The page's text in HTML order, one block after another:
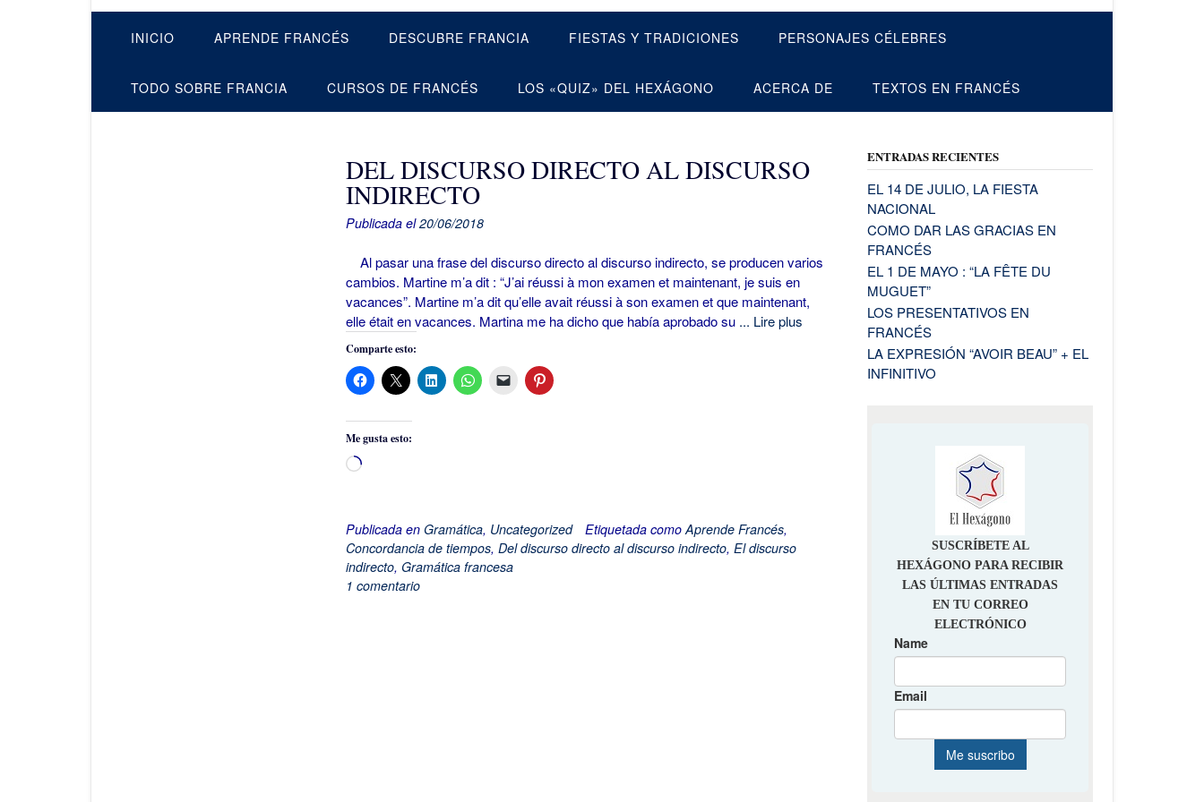
INICIO APRENDE FRANCÉS DESCUBRE FRANCIA FIESTAS Y TRADICIONES PERSONAJES CÉLEBRES
TODO SOBRE FRANCIA CURSOS DE FRANCÉS LOS «QUIZ» DEL HEXÁGONO ACERCA DE TEXTOS EN FRANCÉS
DEL DISCURSO DIRECTO AL DISCURSO
INDIRECTO
Publicada el20/06/2018
Al pasar una frase del discurso directo al discurso indirecto, se producen varios
cambios. Martine m’a dit : “J’ai réussi à mon examen et maintenant, je suis en
vacances”. Martine m’a dit qu’elle avait réussi à son examen et que maintenant,
elle était en vacances. Martina me ha dicho que había aprobado su ... Lire plus
Comparte esto:
Me gusta esto:
Cargando...
Publicada en Gramática, Uncategorized Etiquetada comoAprende Francés,
Concordancia de tiempos, Del discurso directo al discurso indirecto, El discurso
indirecto, Gramática francesa
1 comentario
ENTRADAS RECIENTES
EL 14 DE JULIO, LA FIESTA
NACIONAL
COMO DAR LAS GRACIAS EN
FRANCÉS
EL 1 DE MAYO : “LA FÊTE DU
MUGUET”
LOS PRESENTATIVOS EN
FRANCÉS
LA EXPRESIÓN “AVOIR BEAU” + EL
INFINITIVO